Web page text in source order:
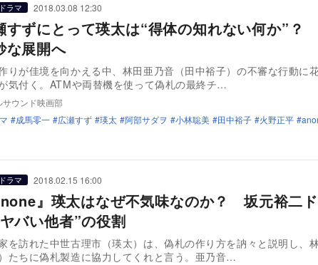
ラマ 2018.03.08 12:30
すずにとって瑛太は“得体の知れない何か”？
な展開へ
りが佳境を向かえる中、林田亜乃音（田中裕子）の不審な行動に
気付く。ATMや両替機を使って偽札の最終チ…
サウンド映画部
成馬零一 広瀬すず 瑛太 阿部サダヲ 小林聡美 田中裕子 火野正平
ラマ 2018.02.15 16:00
』瑛太はなぜ不気味なのか？ 坂元裕二
バい他者”の役割
を訪れた中世古理市（瑛太）は、偽札の作り方を訥々と説明し、
たちに偽札製造に協力してくれと言う。亜乃音…